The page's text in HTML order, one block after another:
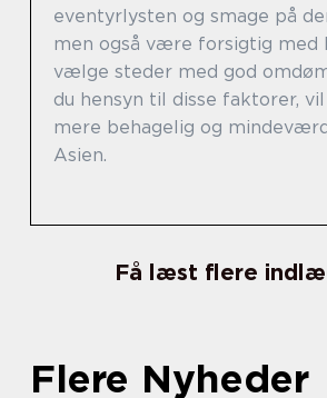
eventyrlysten og smage på
men også være forsigtig med
vælge steder med god
du hensyn til disse faktorer,
mere behagelig og
Asien.
Få læst flere
Flere Nyheder